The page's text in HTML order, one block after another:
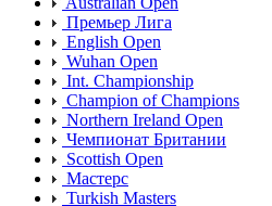
Премьер Лига
English Open
Wuhan Open
Int. Championship
Champion of Champions
Northern Ireland Open
Чемпионат Британии
Scottish Open
Мастерс
Turkish Masters